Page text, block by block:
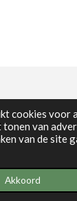
cookies voor
tonen van
van de site
Akkoord